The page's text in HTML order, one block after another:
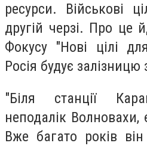
ресурси. Військові
другій черзі. Про це
Фокусу "Нові цілі
Росія будує
"Біля станції
неподалік Волновахи,
Вже багато років